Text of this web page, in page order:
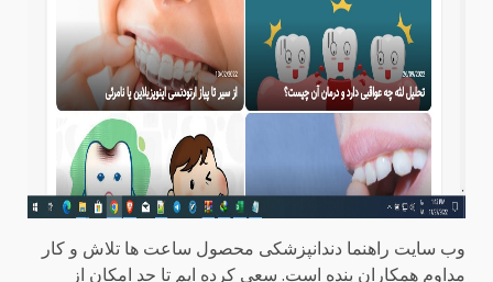
وب سایت راهنما دندانپزشکی محصول ساعت ها تلاش و کار
مداوم همکاران بنده است. سعی کرده ایم تا حد امکان از